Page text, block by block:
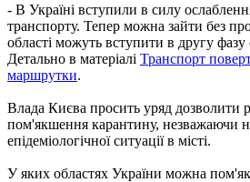
- В Україні вступили в силу
транспорту. Тепер можна зайти без
області можуть вступити в другу
Детально в матеріалі Транспорт
маршрутки.
Влада Києва просить уряд дозволити
пом'якшення карантину, незважаючи
епідеміологічної ситуації в місті.
У яких областях України можна